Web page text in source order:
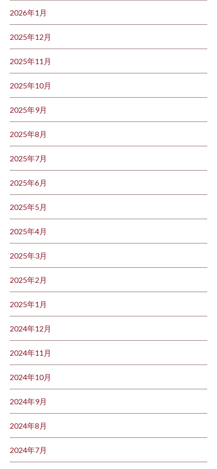
2026年1月
2025年12月
2025年11月
2025年10月
2025年9月
2025年8月
2025年7月
2025年6月
2025年5月
2025年4月
2025年3月
2025年2月
2025年1月
2024年12月
2024年11月
2024年10月
2024年9月
2024年8月
2024年7月